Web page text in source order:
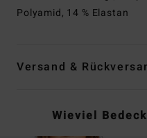
Polyamid, 14 % Elastan
Versand &
Wieviel